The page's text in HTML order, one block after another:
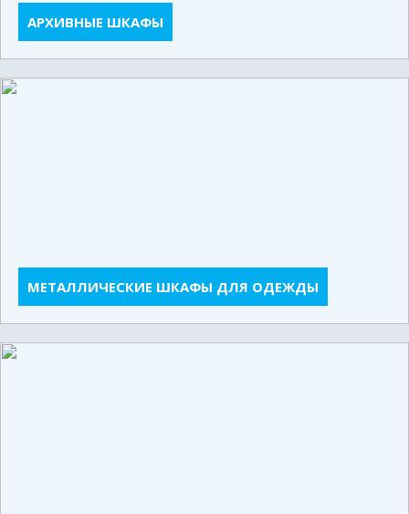
АРХИВНЫЕ ШКАФЫ
МЕТАЛЛИЧЕСКИЕ ШКАФЫ ДЛЯ ОДЕЖДЫ